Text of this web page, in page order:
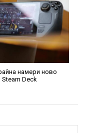
намери ново
Deck